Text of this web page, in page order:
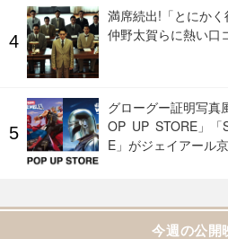
満席続出!「とにか
仲野太賀らに熱い口
グローグー証明写真
OP UP STORE」「
E」がジェイアール
今週の公開